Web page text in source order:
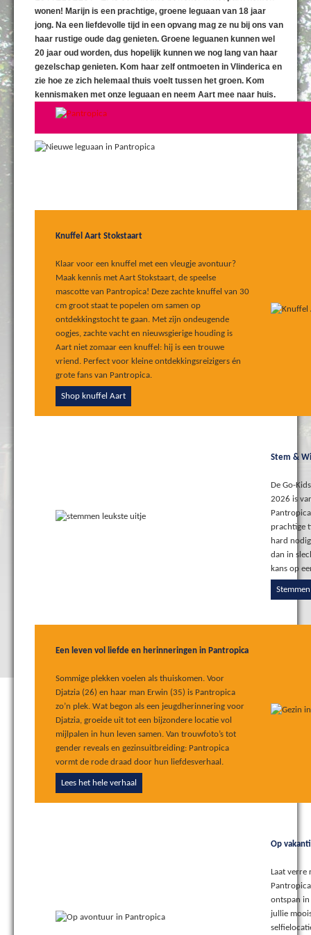
wonen! Marijn is een prachtige, groene leguaan van 18 jaar
jong. Na een liefdevolle tijd in een opvang mag ze nu bij ons van
haar rustige oude dag genieten. Groene leguanen kunnen wel
20 jaar oud worden, dus hopelijk kunnen we nog lang van haar
gezelschap genieten. Kom haar zelf ontmoeten in Vlinderica en
zie hoe ze zich helemaal thuis voelt tussen het groen. Kom
kennismaken met onze leguaan en neem Aart mee naar huis.
Knuffel Aart Stokstaart
Klaar voor een knuffel met een vleugje avontuur?
Maak kennis met Aart Stokstaart, de speelse
mascotte van Pantropica! Deze zachte knuffel van 30
cm groot staat te popelen om samen op
ontdekkingstocht te gaan. Met zijn ondeugende
oogjes, zachte vacht en nieuwsgierige houding is
Aart niet zomaar een knuffel: hij is een trouwe
vriend. Perfect voor kleine ontdekkingsreizigers én
grote fans van Pantropica.
Shop knuffel Aart
Stem &
De Go-
2026 is
Pantropica
prachtige
hard
dan in
kans op
Stemmen
Een leven vol liefde en herinneringen in Pantropica
Sommige plekken voelen als thuiskomen. Voor
Djatzia (26) en haar man Erwin (35) is Pantropica
zo’n plek. Wat begon als een jeugdherinnering voor
Djatzia, groeide uit tot een bijzondere locatie vol
mijlpalen in hun leven samen. Van trouwfoto’s tot
gender reveals en gezinsuitbreiding: Pantropica
vormt de rode draad door hun liefdesverhaal.
Lees het hele verhaal
Op
Laat verre
ontspan
jullie